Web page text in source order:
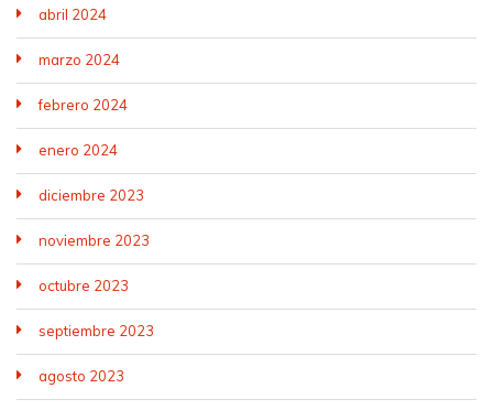
abril 2024
marzo 2024
febrero 2024
enero 2024
diciembre 2023
noviembre 2023
octubre 2023
septiembre 2023
agosto 2023